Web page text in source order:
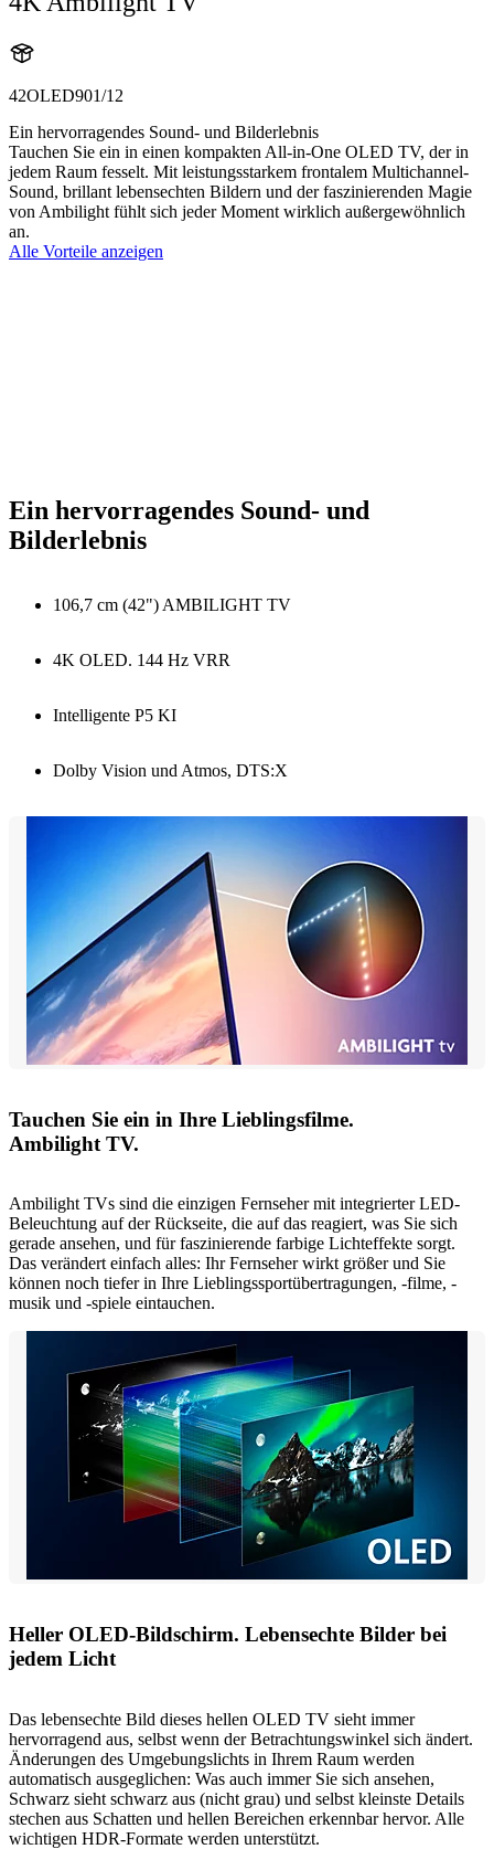
42OLED901/12
Ein hervorragendes Sound- und Bilderlebnis
Tauchen Sie ein in einen kompakten All-in-One OLED TV, der in
jedem Raum fesselt. Mit leistungsstarkem frontalem Multichannel-
Sound, brillant lebensechten Bildern und der faszinierenden Magie
von Ambilight fühlt sich jeder Moment wirklich außergewöhnlich
an.
Alle Vorteile anzeigen
Ein hervorragendes Sound- und
Bilderlebnis
106,7 cm (42") AMBILIGHT TV
4K OLED. 144 Hz VRR
Intelligente P5 KI
Dolby Vision und Atmos, DTS:X
Tauchen Sie ein in Ihre Lieblingsfilme.
Ambilight TV.
Ambilight TVs sind die einzigen Fernseher mit integrierter LED-
Beleuchtung auf der Rückseite, die auf das reagiert, was Sie sich
gerade ansehen, und für faszinierende farbige Lichteffekte sorgt.
Das verändert einfach alles: Ihr Fernseher wirkt größer und Sie
können noch tiefer in Ihre Lieblingssportübertragungen, -filme, -
musik und -spiele eintauchen.
Heller OLED-Bildschirm. Lebensechte Bilder bei
jedem Licht
Das lebensechte Bild dieses hellen OLED TV sieht immer
hervorragend aus, selbst wenn der Betrachtungswinkel sich ändert.
Änderungen des Umgebungslichts in Ihrem Raum werden
automatisch ausgeglichen: Was auch immer Sie sich ansehen,
Schwarz sieht schwarz aus (nicht grau) und selbst kleinste Details
stechen aus Schatten und hellen Bereichen erkennbar hervor. Alle
wichtigen HDR-Formate werden unterstützt.